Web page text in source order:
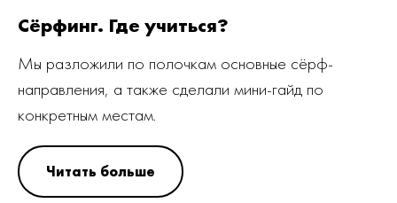
Сёрфинг. Где учиться?
Мы разложили по полочкам основные сёрф-
направления, а также сделали мини-гайд по
конкретным местам.
Читать больше